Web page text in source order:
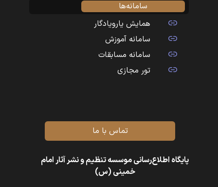
سامانه‌ها
همایش یارویادگار
سامانه آموزش
سامانه مسابقات
تور مجازی
تماس با ما
پایگاه اطلاع‌رسانی موسسه تنظیم و نشر آثار امام
خمینی (س)